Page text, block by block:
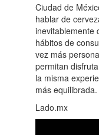
Ciudad de
hablar de
inevitablemente
hábitos de
vez más
permitan
la misma
más equilibrada.
Lado.mx